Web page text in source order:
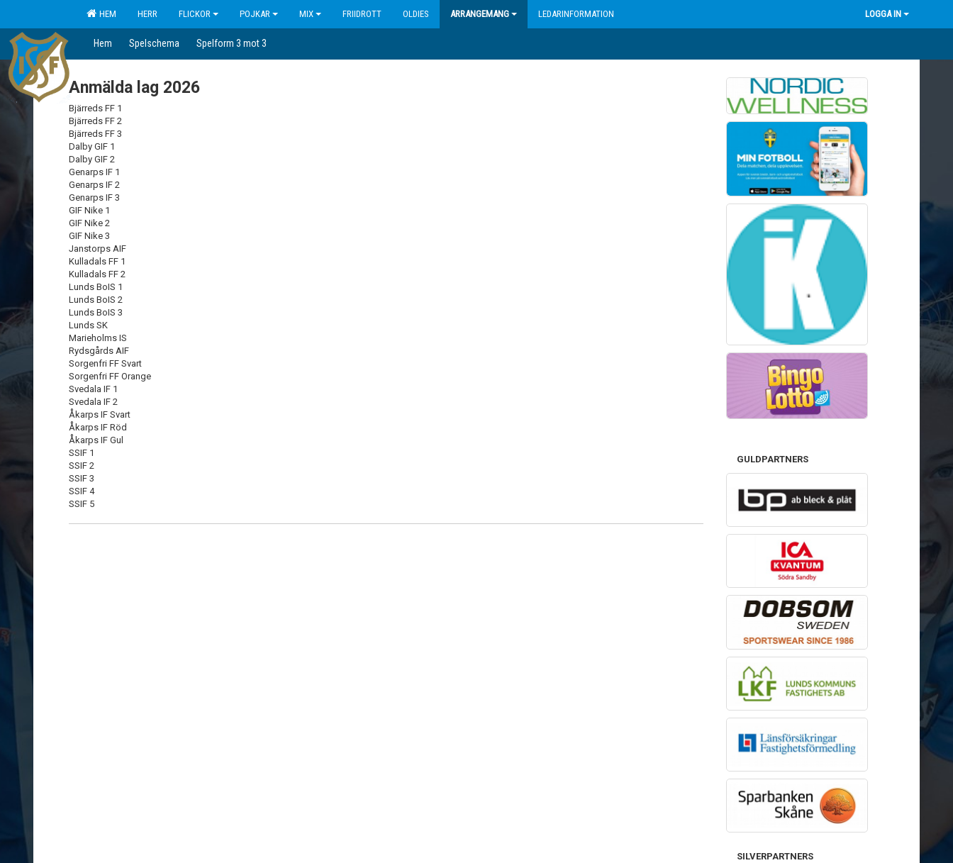
HEM HERR FLICKOR POJKAR MIX FRIIDROTT OLDIES ARRANGEMANG LEDARINFORMATION LOGGA IN
Hem Spelschema Spelform 3 mot 3
Anmälda lag 2026
Bjärreds FF 1
Bjärreds FF 2
Bjärreds FF 3
Dalby GIF 1
Dalby GIF 2
Genarps IF 1
Genarps IF 2
Genarps IF 3
GIF Nike 1
GIF Nike 2
GIF Nike 3
Janstorps AIF
Kulladals FF 1
Kulladals FF 2
Lunds BoIS 1
Lunds BoIS 2
Lunds BoIS 3
Lunds SK
Marieholms IS
Rydsgårds AIF
Sorgenfri FF Svart
Sorgenfri FF Orange
Svedala IF 1
Svedala IF 2
Åkarps IF Svart
Åkarps IF Röd
Åkarps IF Gul
SSIF 1
SSIF 2
SSIF 3
SSIF 4
SSIF 5
GULDPARTNERS
SILVERPARTNERS